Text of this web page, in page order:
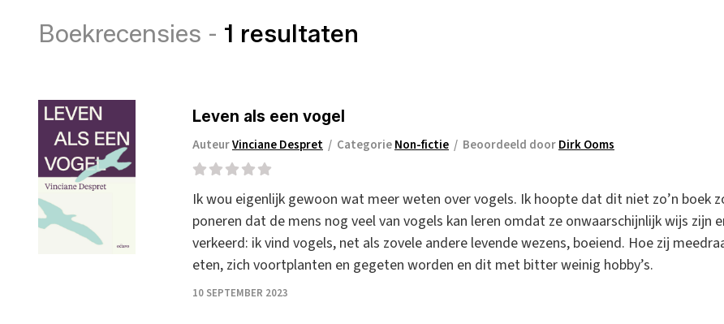
Boekrecensies - 1 resultaten
Leven als een vogel
AuteurVinciane Despret / CategorieNon-fictie / Beoordeeld doorDirk Ooms
Ik wou eigenlijk gewoon wat meer weten over vogels. Ik hoopte dat dit niet zo’n boek
poneren dat de mens nog veel van vogels kan leren omdat ze onwaarschijnlijk wijs zijn
verkeerd: ik vind vogels, net als zovele andere levende wezens, boeiend. Hoe zij
eten, zich voortplanten en gegeten worden en dit met bitter weinig hobby’s.
10 SEPTEMBER 2023